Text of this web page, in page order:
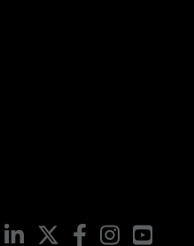
LinkedIn FacebookInstagram